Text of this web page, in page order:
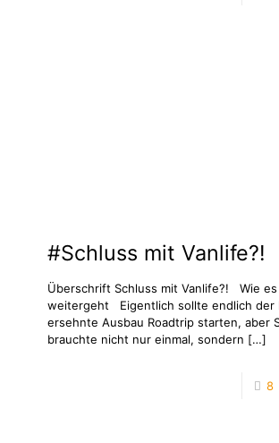
#Schluss mit Vanlife?!
Überschrift Schluss mit Vanlife?! Wie
weitergeht Eigentlich sollte endlich der
ersehnte Ausbau Roadtrip starten, aber
brauchte nicht nur einmal, sondern […]
8